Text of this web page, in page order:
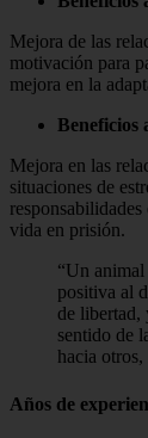
Mejora de las
motivación para
mejora en la
Beneficios
Mejora en las
situaciones de
vida en prisión.
“Un
positiva al
de libertad,
sentido de
hacia
Años de